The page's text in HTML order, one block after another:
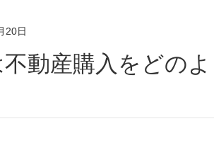
20日
動産購入をどの